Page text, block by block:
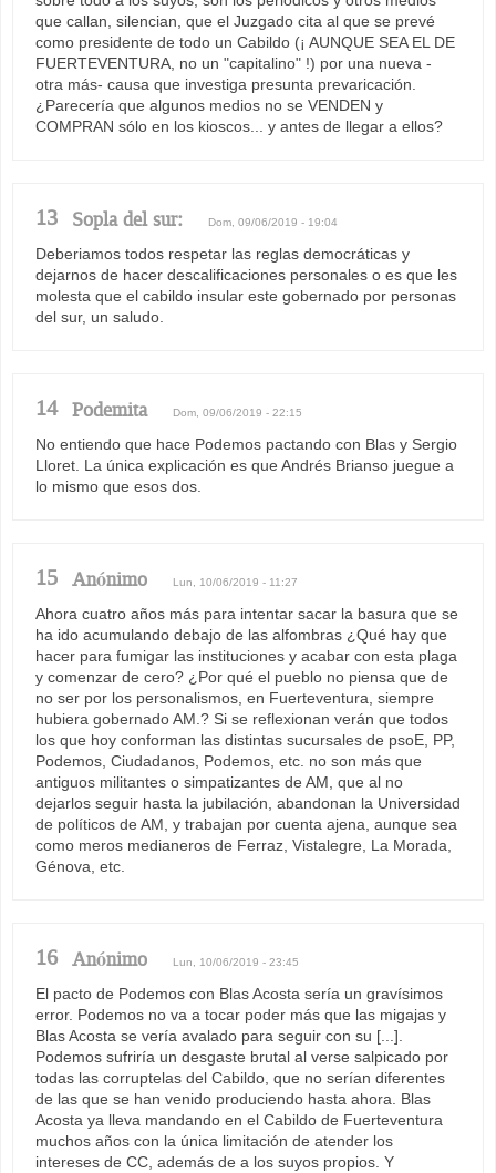
que callan, silencian, que el Juzgado cita al que se prevé
como presidente de todo un Cabildo (¡ AUNQUE SEA EL DE
FUERTEVENTURA, no un "capitalino" !) por una nueva -
otra más- causa que investiga presunta prevaricación.
¿Parecería que algunos medios no se VENDEN y
COMPRAN sólo en los kioscos... y antes de llegar a ellos?
13 Sopla del sur: Dom, 09/06/2019 - 19:04
Deberiamos todos respetar las reglas democráticas y
dejarnos de hacer descalificaciones personales o es que les
molesta que el cabildo insular este gobernado por personas
del sur, un saludo.
14 Podemita Dom, 09/06/2019 - 22:15
No entiendo que hace Podemos pactando con Blas y Sergio
Lloret. La única explicación es que Andrés Brianso juegue a
lo mismo que esos dos.
15 Anónimo Lun, 10/06/2019 - 11:27
Ahora cuatro años más para intentar sacar la basura que se
ha ido acumulando debajo de las alfombras ¿Qué hay que
hacer para fumigar las instituciones y acabar con esta plaga
y comenzar de cero? ¿Por qué el pueblo no piensa que de
no ser por los personalismos, en Fuerteventura, siempre
hubiera gobernado AM.? Si se reflexionan verán que todos
los que hoy conforman las distintas sucursales de psoE, PP,
Podemos, Ciudadanos, Podemos, etc. no son más que
antiguos militantes o simpatizantes de AM, que al no
dejarlos seguir hasta la jubilación, abandonan la Universidad
de políticos de AM, y trabajan por cuenta ajena, aunque sea
como meros medianeros de Ferraz, Vistalegre, La Morada,
Génova, etc.
16 Anónimo Lun, 10/06/2019 - 23:45
El pacto de Podemos con Blas Acosta sería un gravísimos
error. Podemos no va a tocar poder más que las migajas y
Blas Acosta se vería avalado para seguir con su [...].
Podemos sufriría un desgaste brutal al verse salpicado por
todas las corruptelas del Cabildo, que no serían diferentes
de las que se han venido produciendo hasta ahora. Blas
Acosta ya lleva mandando en el Cabildo de Fuerteventura
muchos años con la única limitación de atender los
intereses de CC, además de a los suyos propios. Y